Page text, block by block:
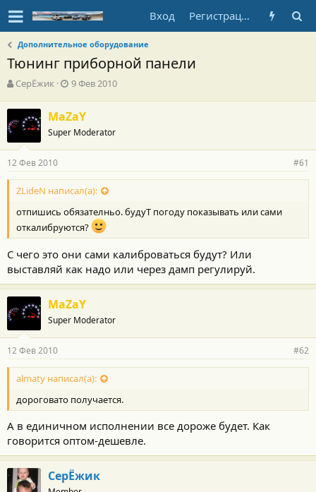
Вход Регистрация
Дополнительное оборудование
Тюнинг приборной панели
А
т
о
т
е
м
ы
СерЁжик
Д
а
н
а
л
а
9 Фев 2010
MaZaY
Super Moderator
12 Фев 2010 #61
ZLideN написал(а):
отпишись обязателньо. будуТ погоду показывать или сами
откалибруются?
С чего это они сами калиброваться будут? Или
выставляй как надо или через дамп регулируй.
MaZaY
Super Moderator
12 Фев 2010 #62
almaty написал(а):
дороговато получается.
А в единичном исполнении все дороже будет. Как
говорится оптом-дешевле.
СерЁжик